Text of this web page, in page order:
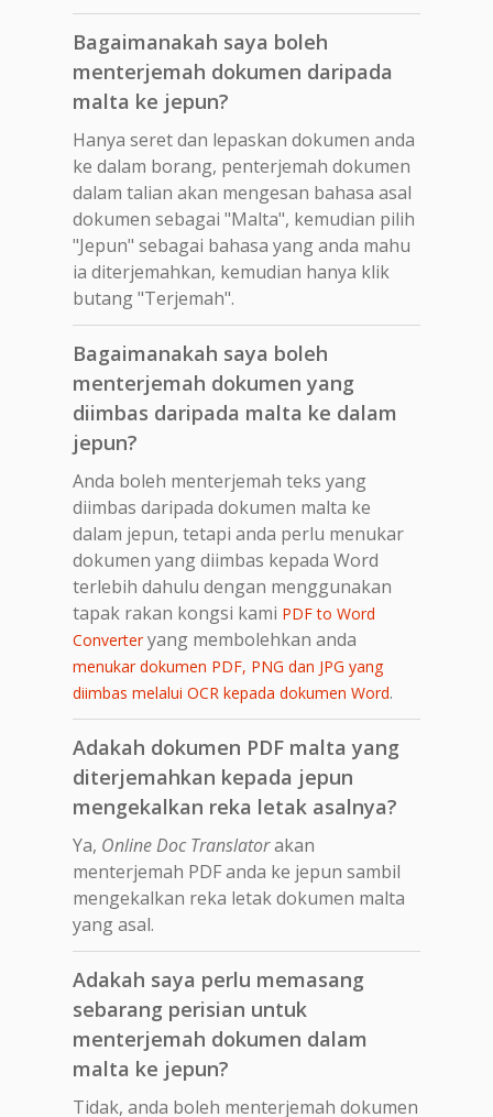
Bagaimanakah saya boleh
menterjemah dokumen daripada
malta ke jepun?
Hanya seret dan lepaskan dokumen anda
ke dalam borang, penterjemah dokumen
dalam talian akan mengesan bahasa asal
dokumen sebagai "Malta", kemudian pilih
"Jepun" sebagai bahasa yang anda mahu
ia diterjemahkan, kemudian hanya klik
butang "Terjemah".
Bagaimanakah saya boleh
menterjemah dokumen yang
diimbas daripada malta ke dalam
jepun?
Anda boleh menterjemah teks yang
diimbas daripada dokumen malta ke
dalam jepun, tetapi anda perlu menukar
dokumen yang diimbas kepada Word
terlebih dahulu dengan menggunakan
tapak rakan kongsi kami PDF to Word
Converteryang membolehkan anda
menukar dokumen PDF, PNG dan JPG yang
diimbas melalui OCR kepada dokumen Word.
Adakah dokumen PDF malta yang
diterjemahkan kepada jepun
mengekalkan reka letak asalnya?
Ya, Online Doc Translatorakan
menterjemah PDF anda ke jepun sambil
mengekalkan reka letak dokumen malta
yang asal.
Adakah saya perlu memasang
sebarang perisian untuk
menterjemah dokumen dalam
malta ke jepun?
Tidak, anda boleh menterjemah dokumen